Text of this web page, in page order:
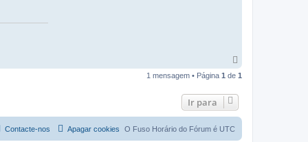
p
1 mensagem • Página 1 de 1
Ir para
O Fuso Horário do Fórum é UTC
Apagar cookies
Contacte-nos